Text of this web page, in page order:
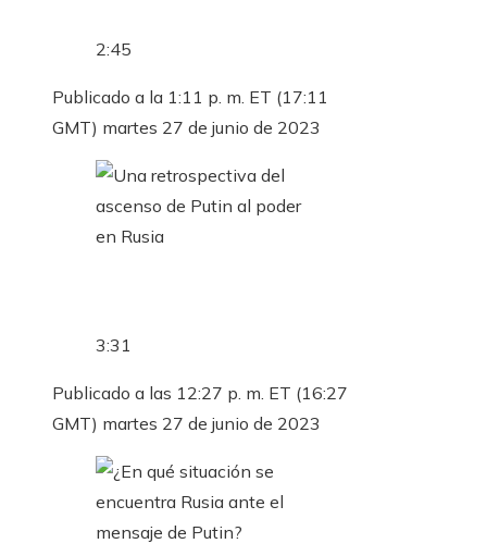
2:45
Publicado a la 1:11 p. m. ET (17:11
GMT) martes 27 de junio de 2023
3:31
Publicado a las 12:27 p. m. ET (16:27
GMT) martes 27 de junio de 2023